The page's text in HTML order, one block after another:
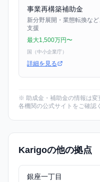
事業再構築補助金
新分野展開・業態転換な
支援
最大1,500万円〜
国（中小企業庁）
詳細を見る
※ 助成金・補助金の情報は変
各機関の公式サイトをご確認
Karigoの他の拠点
銀座一丁目